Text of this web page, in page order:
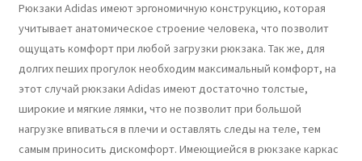
Рюкзаки Adidas имеют эргономичную конструкцию, которая
учитывает анатомическое строение человека, что позволит
ощущать комфорт при любой загрузки рюкзака. Так же, для
долгих пеших прогулок необходим максимальный комфорт, на
этот случай рюкзаки Adidas имеют достаточно толстые,
широкие и мягкие лямки, что не позволит при большой
нагрузке впиваться в плечи и оставлять следы на теле, тем
самым приносить дискомфорт. Имеющиейся в рюкзаке каркас